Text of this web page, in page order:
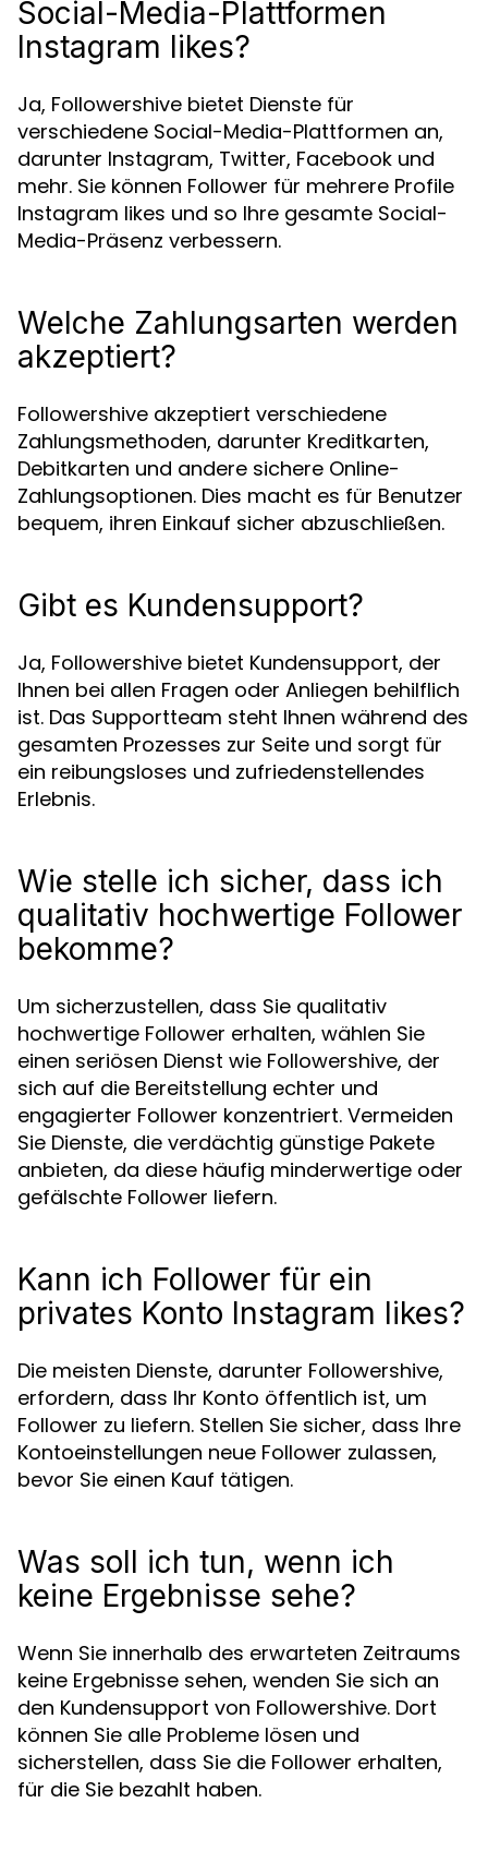
Social-Media-Plattformen
Instagram likes?
Ja, Followershive bietet Dienste für
verschiedene Social-Media-Plattformen an,
darunter Instagram, Twitter, Facebook und
mehr. Sie können Follower für mehrere Profile
Instagram likes und so Ihre gesamte Social-
Media-Präsenz verbessern.
Welche Zahlungsarten werden
akzeptiert?
Followershive akzeptiert verschiedene
Zahlungsmethoden, darunter Kreditkarten,
Debitkarten und andere sichere Online-
Zahlungsoptionen. Dies macht es für Benutzer
bequem, ihren Einkauf sicher abzuschließen.
Gibt es Kundensupport?
Ja, Followershive bietet Kundensupport, der
Ihnen bei allen Fragen oder Anliegen behilflich
ist. Das Supportteam steht Ihnen während des
gesamten Prozesses zur Seite und sorgt für
ein reibungsloses und zufriedenstellendes
Erlebnis.
Wie stelle ich sicher, dass ich
qualitativ hochwertige Follower
bekomme?
Um sicherzustellen, dass Sie qualitativ
hochwertige Follower erhalten, wählen Sie
einen seriösen Dienst wie Followershive, der
sich auf die Bereitstellung echter und
engagierter Follower konzentriert. Vermeiden
Sie Dienste, die verdächtig günstige Pakete
anbieten, da diese häufig minderwertige oder
gefälschte Follower liefern.
Kann ich Follower für ein
privates Konto Instagram likes?
Die meisten Dienste, darunter Followershive,
erfordern, dass Ihr Konto öffentlich ist, um
Follower zu liefern. Stellen Sie sicher, dass Ihre
Kontoeinstellungen neue Follower zulassen,
bevor Sie einen Kauf tätigen.
Was soll ich tun, wenn ich
keine Ergebnisse sehe?
Wenn Sie innerhalb des erwarteten Zeitraums
keine Ergebnisse sehen, wenden Sie sich an
den Kundensupport von Followershive. Dort
können Sie alle Probleme lösen und
sicherstellen, dass Sie die Follower erhalten,
für die Sie bezahlt haben.